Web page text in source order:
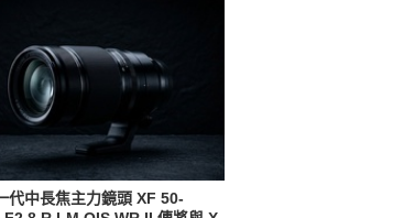
代中長焦主力鏡頭 XF 50-